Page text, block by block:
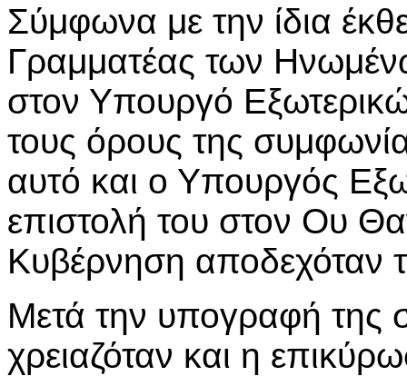
Σύμφωνα με την ίδια
Γραμματέας των
στον Υπουργό
τους όρους της
αυτό και ο Υπουργός
επιστολή του στον Ου
Κυβέρνηση αποδεχόταν
Μετά την υπογραφή της
χρειαζόταν και η